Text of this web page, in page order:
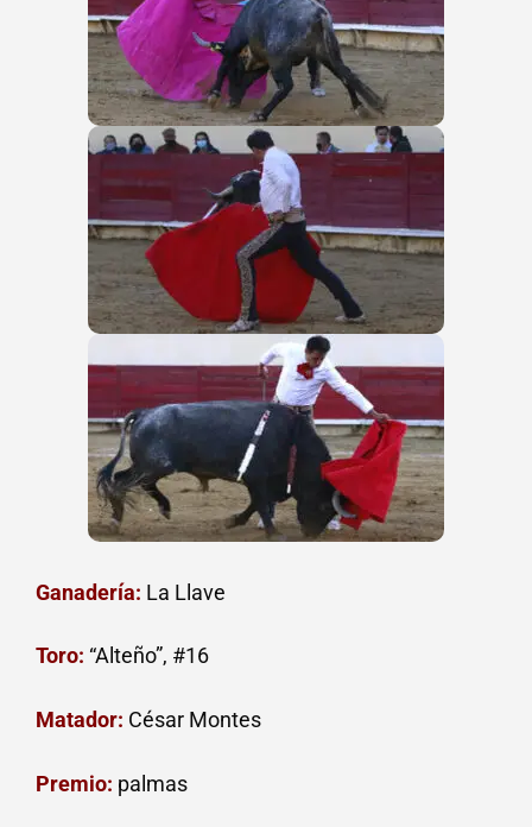
Ganadería: La Llave
Toro: “Alteño”, #16
Matador: César Montes
Premio: palmas